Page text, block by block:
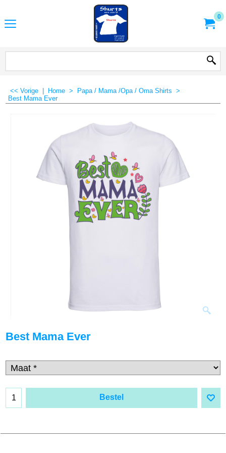
0
<< Vorige Home > Papa / Mama /Opa / Oma Shirts >
Best Mama Ever
Best Mama Ever
Bestel